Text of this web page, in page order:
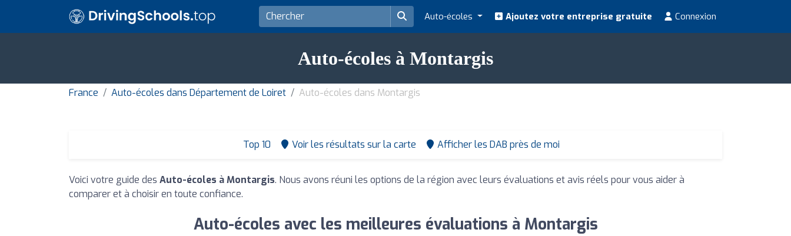
Auto-écoles Ajoutez votre entreprise gratuite Connexion
Auto-écoles à Montargis
France Auto-écoles dans Département de Loiret Auto-écoles dans Montargis
Top 10 Voir les résultats sur la carte Afficher les DAB près de moi
Voici votre guide des Auto-écoles à Montargis. Nous avons réuni les options de la région avec leurs évaluations et avis réels pour vous aider à
comparer et à choisir en toute confiance.
Auto-écoles avec les meilleures évaluations à Montargis